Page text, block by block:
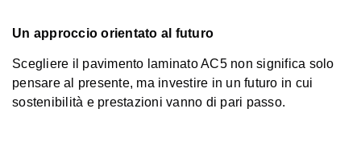
Un approccio orientato al futuro
Scegliere il pavimento laminato AC5 non significa solo
pensare al presente, ma investire in un futuro in cui
sostenibilità e prestazioni vanno di pari passo.